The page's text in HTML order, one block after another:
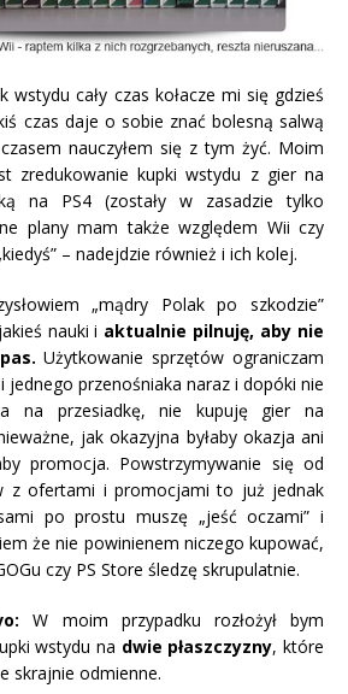
wstydu cały czas kołacze mi się gdzieś
czas daje o sobie znać bolesną salwą
nauczyłem się z tym żyć. Moim
zredukowanie kupki wstydu z gier na
na PS4 (zostały w zasadzie tylko
plany mam także względem Wii czy
– nadejdzie również i ich kolej.
„mądry Polak po szkodzie”
nauki i aktualnie pilnuję, aby nie
Użytkowanie sprzętów ograniczam
przenośniaka naraz i dopóki nie
na przesiadkę, nie kupuję gier na
jak okazyjna byłaby okazja ani
promocja. Powstrzymywanie się od
z ofertami i promocjami to już jednak
po prostu muszę „jeść oczami” i
że nie powinienem niczego kupować,
czy PS Store śledzę skrupulatnie.
W moim przypadku rozłożył bym
wstydu na dwie płaszczyzny, które
skrajnie odmienne.